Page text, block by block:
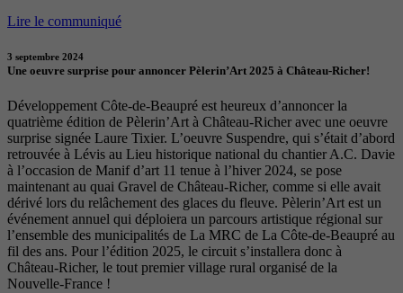
Lire le communiqué
3 septembre 2024
Une oeuvre surprise pour annoncer Pèlerin’Art 2025 à Château-Richer!
Développement Côte-de-Beaupré est heureux d’annoncer la
quatrième édition de Pèlerin’Art à Château-Richer avec une oeuvre
surprise signée Laure Tixier. L’oeuvre Suspendre, qui s’était d’abord
retrouvée à Lévis au Lieu historique national du chantier A.C. Davie
à l’occasion de Manif d’art 11 tenue à l’hiver 2024, se pose
maintenant au quai Gravel de Château-Richer, comme si elle avait
dérivé lors du relâchement des glaces du fleuve. Pèlerin’Art est un
événement annuel qui déploiera un parcours artistique régional sur
l’ensemble des municipalités de La MRC de La Côte-de-Beaupré au
fil des ans. Pour l’édition 2025, le circuit s’installera donc à
Château-Richer, le tout premier village rural organisé de la
Nouvelle-France !